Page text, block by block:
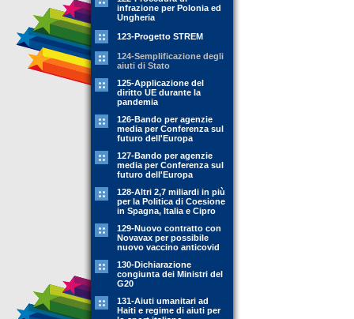
infrazione per Polonia ed
Ungheria
123-Progetto STREM
124-Semplificazione degli
aiuti di Stato
125-Applicazione del
diritto UE durante la
pandemia
126-Bando per agenzie
media per Conferenza sul
futuro dell'Europa
127-Bando per agenzie
media per Conferenza sul
futuro dell'Europa
128-Altri 2,7 miliardi in più
per la Politica di Coesione
in Spagna, Italia e Cipro
129-Nuovo contratto con
Novavax per possibile
nuovo vaccino anticovid
130-Dichiarazione
congiunta dei Ministri del
G20
131-Aiuti umanitari ad
Haiti e regime di aiuti per